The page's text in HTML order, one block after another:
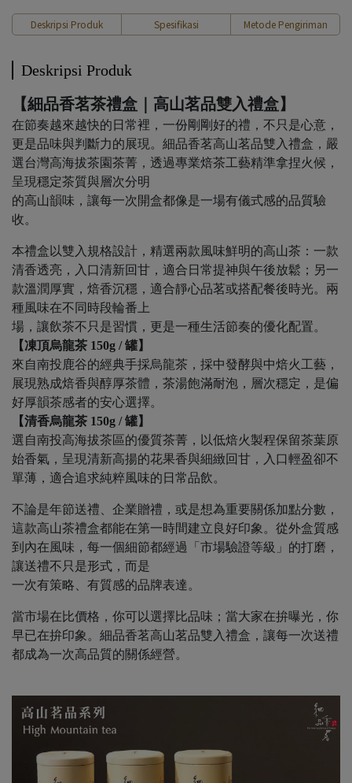
Deskripsi Produk Spesifikasi Metode Pengiriman
Deskripsi Produk
【細品香茗茶禮盒｜高山茗品雙入禮盒】
在節奏越來越快的日常裡，一份剛剛好的禮，不只是心意，
更是品味與判斷力的展現。細品香茗高山茗品雙入禮盒，嚴
選台灣高海拔茶園茶菁，透過專業焙茶工藝精準拿捏火候，
呈現穩定茶質與層次分明
的高山韻味，讓每一次開盒都像是一場有儀式感的品質驗
收。
本禮盒以雙入規格設計，精選兩款風味鮮明的高山茶：一款
清香透亮，入口清新回甘，適合日常提神與午後放鬆；另一
款溫潤厚實，焙香沉穩，適合靜心品茗或搭配餐後時光。兩
種風味在不同時段輪番上
場，讓飲茶不只是習慣，更是一種生活節奏的優化配置。
【凍頂烏龍茶 150g / 罐】
來自南投鹿谷的經典手採烏龍茶，採中發酵與中焙火工藝，
展現熟成焙香與醇厚茶體，茶湯飽滿耐泡，層次穩定，是偏
好厚韻茶感者的安心選擇。
【清香烏龍茶 150g / 罐】
選自南投高海拔茶區的優質茶菁，以低焙火製程保留茶葉原
始香氣，呈現清新高揚的花果香與細緻回甘，入口輕盈卻不
單薄，適合追求純粹風味的日常品飲。
不論是年節送禮、企業贈禮，或是想為重要關係加點分數，
這款高山茶禮盒都能在第一時間建立良好印象。從外盒質感
到內在風味，每一個細節都經過「市場驗證等級」的打磨，
讓送禮不只是形式，而是
一次有策略、有質感的品牌表達。
當市場在比價格，你可以選擇比品味；當大家在拚曝光，你
早已在拚印象。細品香茗高山茗品雙入禮盒，讓每一次送禮
都成為一次高品質的關係經營。